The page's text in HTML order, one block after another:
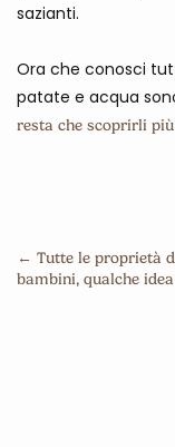
sazianti.
Ora che conosci
patate e acqua
resta che scoprirli
← Tutte le proprietà
bambini, qualche